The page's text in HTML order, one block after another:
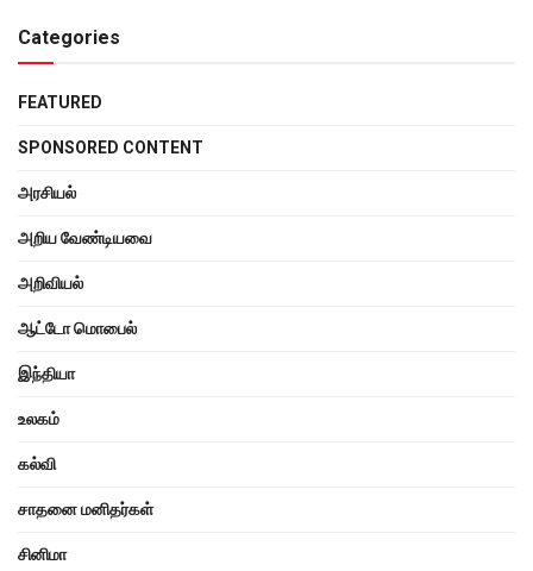
Categories
FEATURED
SPONSORED CONTENT
அரசியல்
அறிய வேண்டியவை
அறிவியல்
ஆட்டோ மொபைல்
இந்தியா
உலகம்
கல்வி
சாதனை மனிதர்கள்
சினிமா